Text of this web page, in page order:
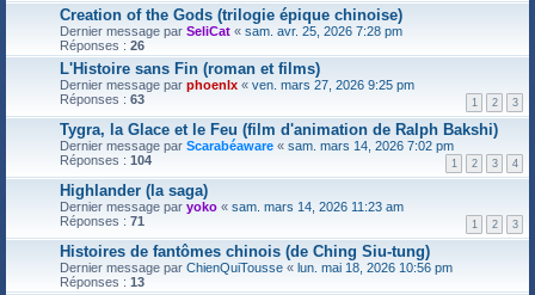
Creation of the Gods (trilogie épique chinoise)
Dernier message par SeliCat « sam. avr. 25, 2026 7:28 pm
Réponses : 26
L'Histoire sans Fin (roman et films)
Dernier message par phoenlx « ven. mars 27, 2026 9:25 pm
Réponses : 63 1 2 3
Tygra, la Glace et le Feu (film d'animation de Ralph Bakshi)
Dernier message par Scarabéaware « sam. mars 14, 2026 7:02 pm
Réponses : 104 1 2 3 4
Highlander (la saga)
Dernier message par yoko « sam. mars 14, 2026 11:23 am
Réponses : 71 1 2 3
Histoires de fantômes chinois (de Ching Siu-tung)
Dernier message par ChienQuiTousse « lun. mai 18, 2026 10:56 pm
Réponses : 13